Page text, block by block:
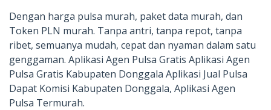
Dengan harga pulsa murah, paket data murah, dan
Token PLN murah. Tanpa antri, tanpa repot, tanpa
ribet, semuanya mudah, cepat dan nyaman dalam satu
genggaman. Aplikasi Agen Pulsa Gratis Aplikasi Agen
Pulsa Gratis Kabupaten Donggala Aplikasi Jual Pulsa
Dapat Komisi Kabupaten Donggala, Aplikasi Agen
Pulsa Termurah.